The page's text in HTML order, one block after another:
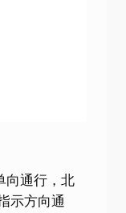
向通行，北
示方向通